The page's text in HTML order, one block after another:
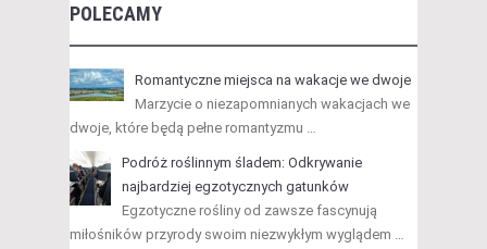
POLECAMY
Romantyczne miejsca na wakacje we dwoje
Marzycie o niezapomnianych wakacjach we
dwoje, które będą pełne romantyzmu …
Podróż roślinnym śladem: Odkrywanie
najbardziej egzotycznych gatunków
Egzotyczne rośliny od zawsze fascynują
miłośników przyrody swoim niezwykłym wyglądem …